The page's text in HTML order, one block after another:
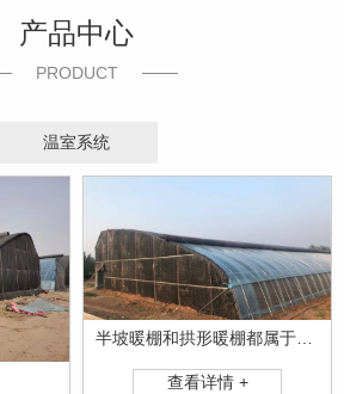
产品中心
PRODUCT
温室系统
半坡暖棚和拱形暖棚都属于暖棚该如何选择？
查看详情 +